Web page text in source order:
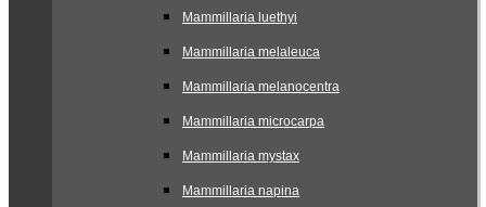
Mammillaria luethyi
Mammillaria melaleuca
Mammillaria melanocentra
Mammillaria microcarpa
Mammillaria mystax
Mammillaria napina